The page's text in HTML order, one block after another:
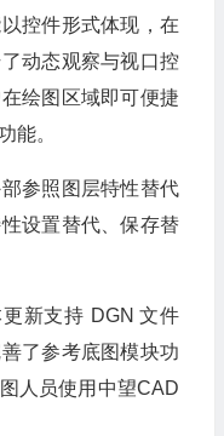
控件形式体现，在
动态观察与视口控
绘图区域即可便捷
能。
参照图层特性替代
设置替代、保存替
新支持 DGN 文件
了参考底图模块功
人员使用中望CAD